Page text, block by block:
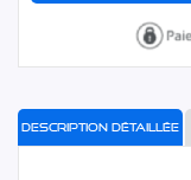
Description détaillée